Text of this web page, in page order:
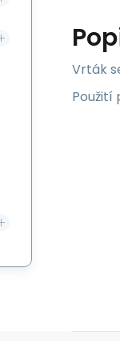
Vrták
Použití